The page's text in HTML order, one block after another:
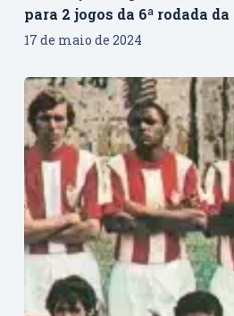
para 2 jogos da 6ª rodada da
17 de maio de 2024